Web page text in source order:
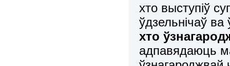
хто выступіў
ўдзельнічаў
хто
адпавядаюць